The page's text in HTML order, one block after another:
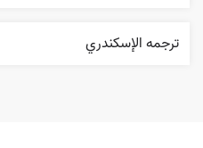
ترجمه الإسکندري